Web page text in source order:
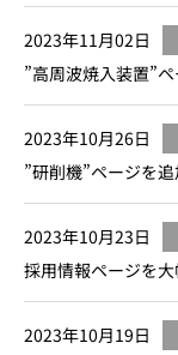
2023年11月02日
”高周波焼入装置”
2023年10月26日
”研削機”ページを
2023年10月23日
採用情報ページを
2023年10月19日